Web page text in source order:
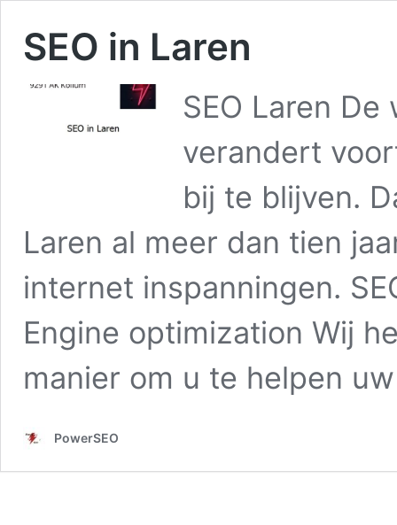
SEO in Laren
SEO Laren
verandert
bij te blijven.
Laren al meer dan tien
internet inspanningen.
Engine optimization Wij
manier om u te helpen
PowerSEO